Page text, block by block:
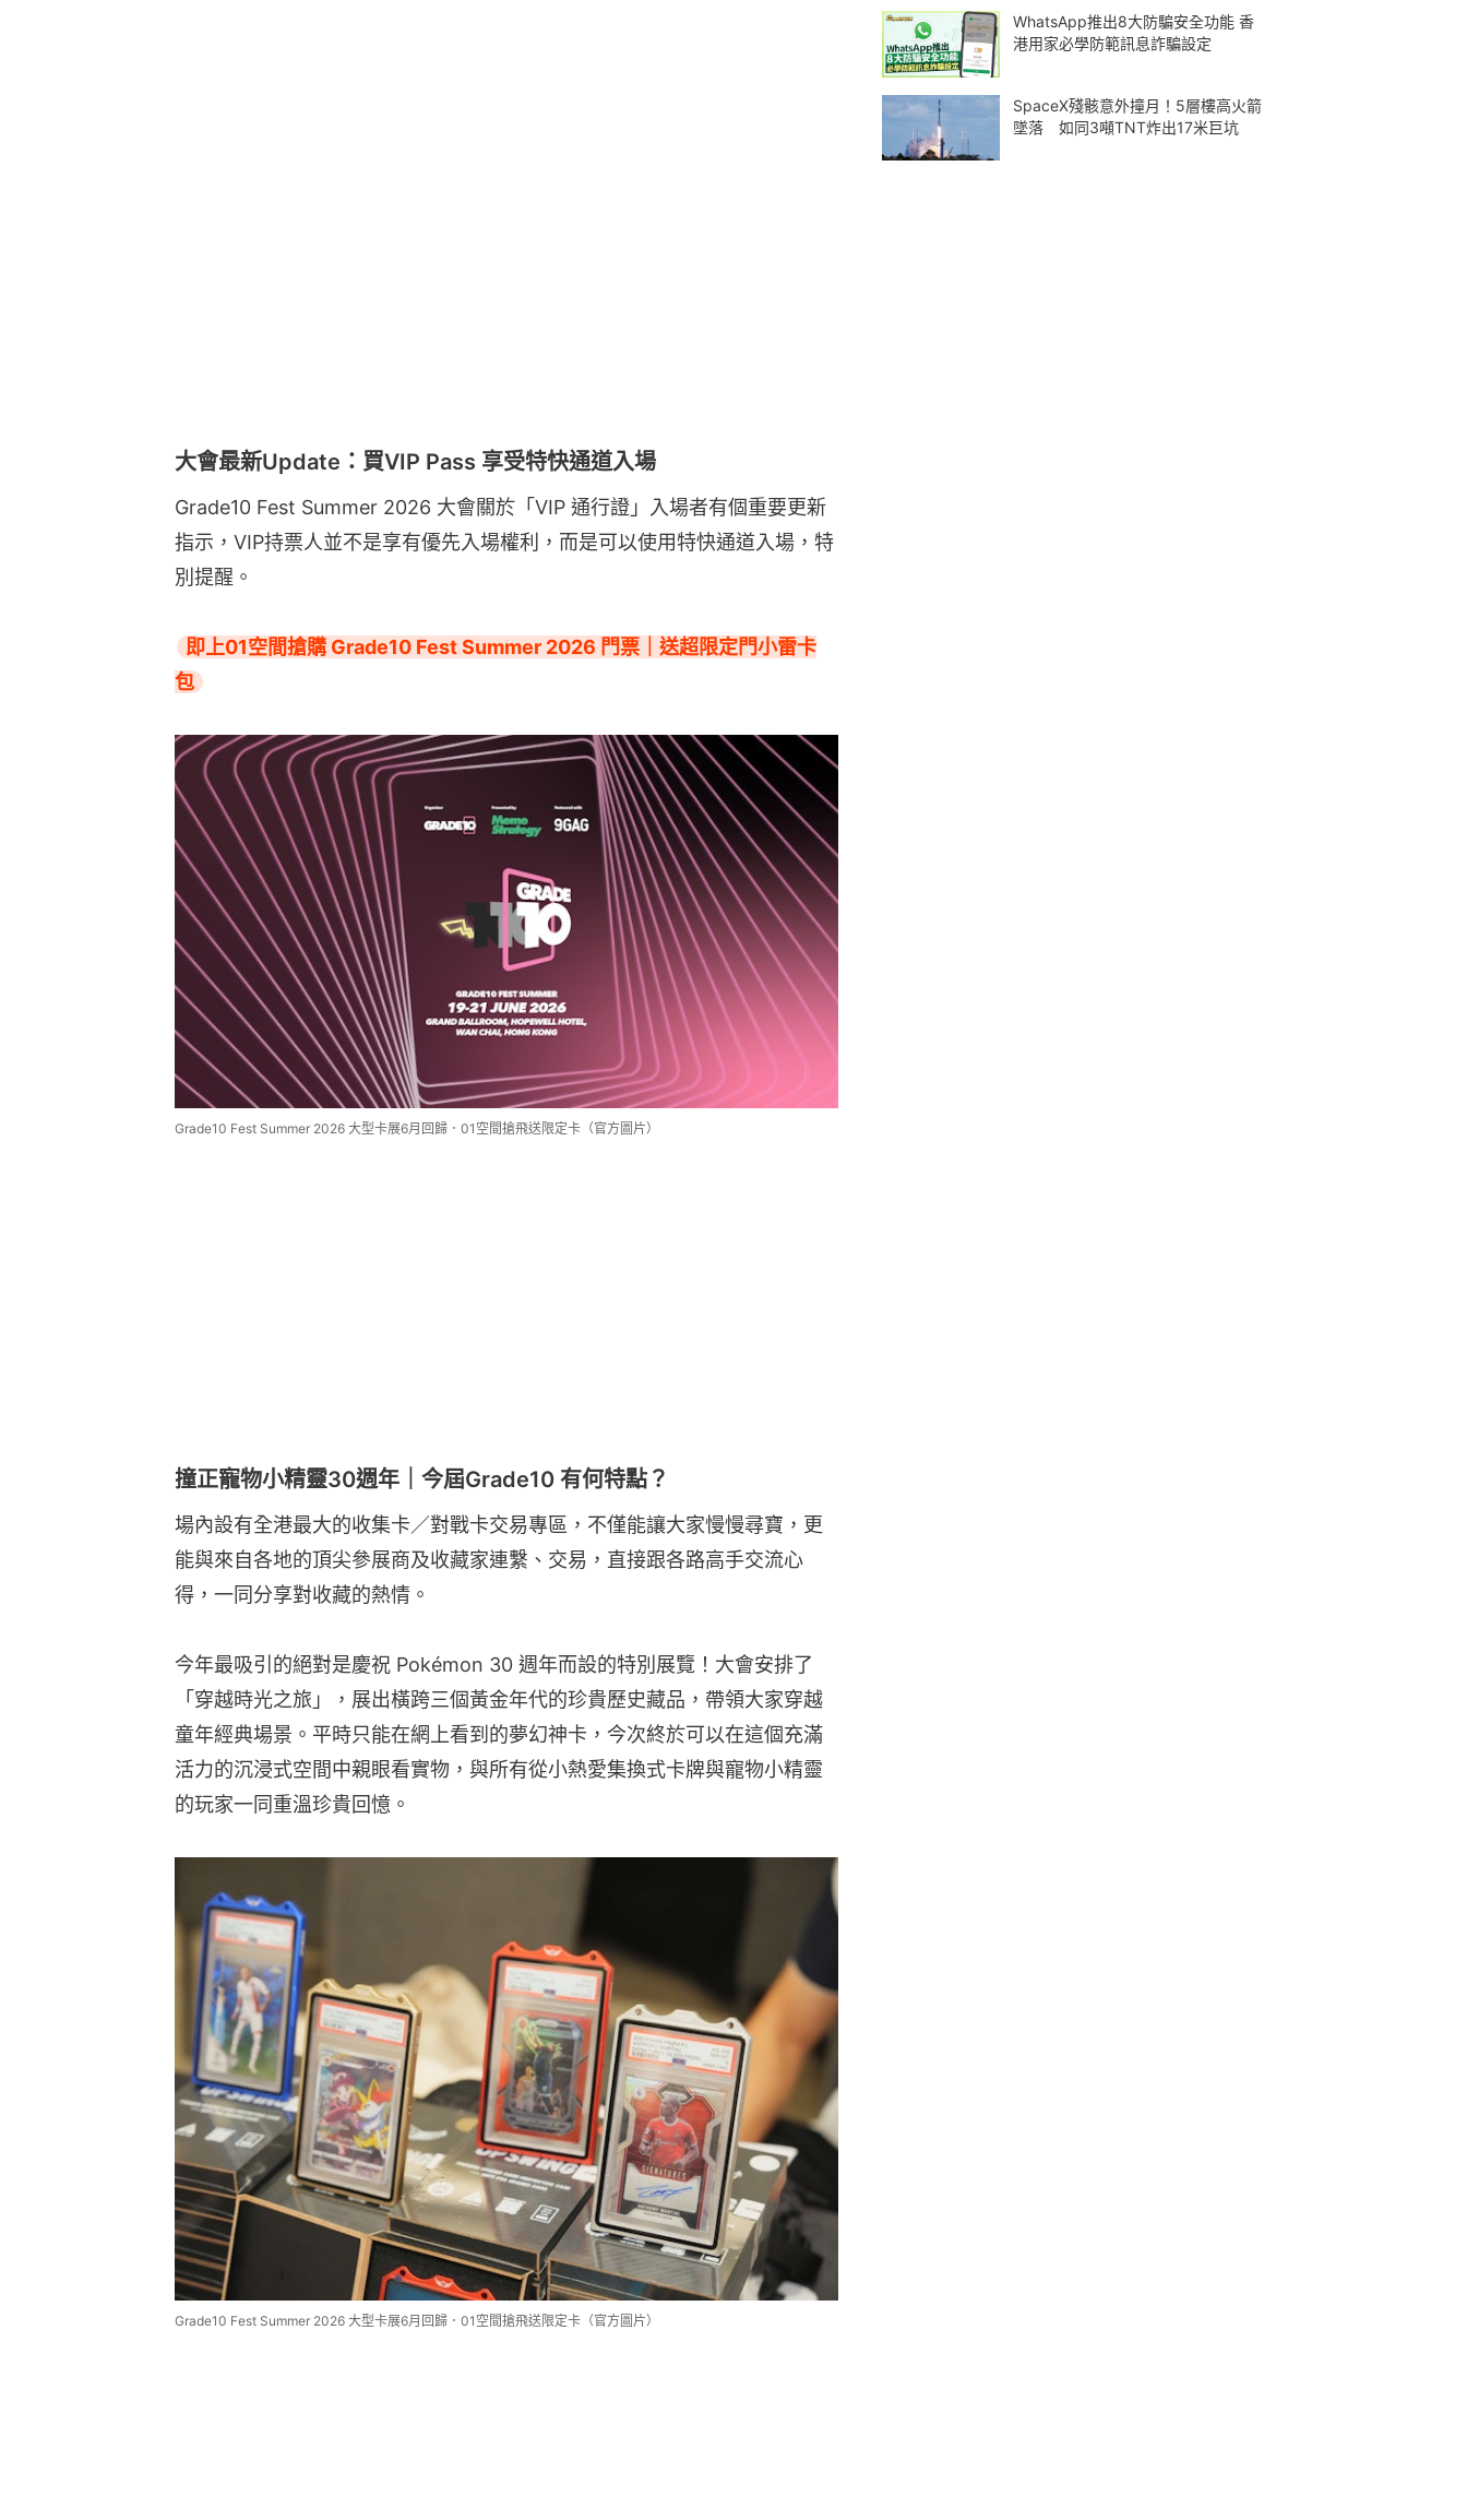
大會最新Update：買VIP Pass 享受特快通道入場
Grade10 Fest Summer 2026 大會關於「VIP 通行證」入場者有個重要更新
指示，VIP持票人並不是享有優先入場權利，而是可以使用特快通道入場，特
別提醒。
即上01空間搶購 Grade10 Fest Summer 2026 門票｜送超限定門小雷卡
包
Grade10 Fest Summer 2026 大型卡展6月回歸．01空間搶飛送限定卡（官方圖片）
撞正寵物小精靈30週年｜今屆Grade10 有何特點？
場內設有全港最大的收集卡／對戰卡交易專區，不僅能讓大家慢慢尋寶，更
能與來自各地的頂尖參展商及收藏家連繫、交易，直接跟各路高手交流心
得，一同分享對收藏的熱情。
今年最吸引的絕對是慶祝 Pokémon 30 週年而設的特別展覽！大會安排了
「穿越時光之旅」，展出橫跨三個黃金年代的珍貴歷史藏品，帶領大家穿越
童年經典場景。平時只能在網上看到的夢幻神卡，今次終於可以在這個充滿
活力的沉浸式空間中親眼看實物，與所有從小熱愛集換式卡牌與寵物小精靈
的玩家一同重溫珍貴回憶。
Grade10 Fest Summer 2026 大型卡展6月回歸．01空間搶飛送限定卡（官方圖片）
WhatsApp推出8大防騙安全功能 香
港用家必學防範訊息詐騙設定
SpaceX殘骸意外撞月！5層樓高火箭
墜落 如同3噸TNT炸出17米巨坑